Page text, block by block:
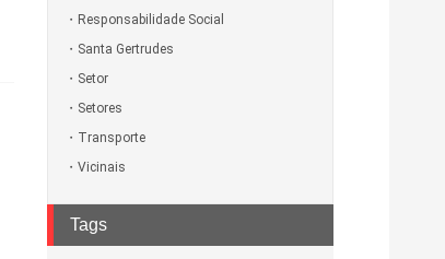
Responsabilidade Social
Santa Gertrudes
Setor
Setores
Transporte
Vicinais
Tags